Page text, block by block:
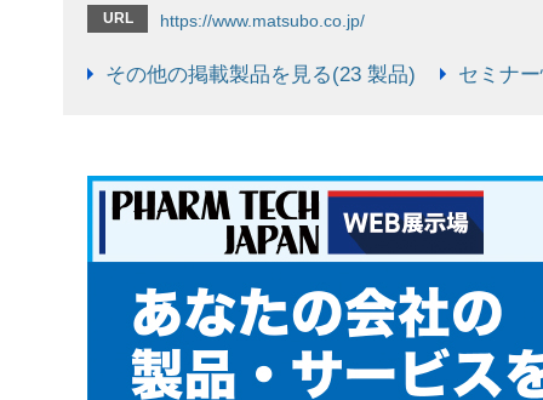
URL https://www.matsubo.co.jp/
その他の掲載製品を見る(23 製品) セミナ